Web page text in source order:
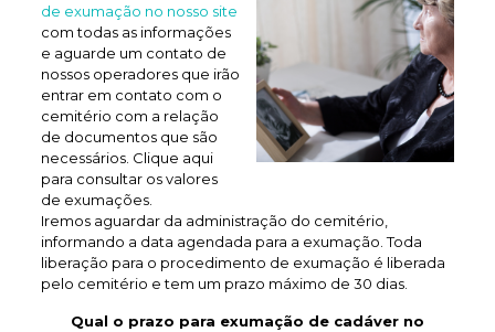
de exumação no nosso site
com todas as informações
e aguarde um contato de
nossos operadores que irão
entrar em contato com o
cemitério com a relação
de documentos que são
necessários. Clique aqui
para consultar os valores
de exumações.
Iremos aguardar da administração do cemitério,
informando a data agendada para a exumação. Toda
liberação para o procedimento de exumação é liberada
pelo cemitério e tem um prazo máximo de 30 dias.
Qual o prazo para exumação de cadáver no